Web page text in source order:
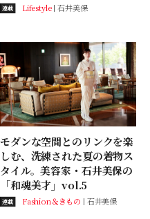
連載 Lifestyle 石井美保
モダンな空間とのリンクを楽
しむ、洗練された夏の着物ス
タイル。美容家・石井美保の
「和魂美才」vol.5
連載 Fashion＆きもの 石井美保